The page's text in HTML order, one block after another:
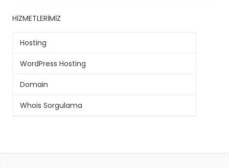
HIZMETLERIMIZ
Hosting
WordPress Hosting
Domain
Whois Sorgulama